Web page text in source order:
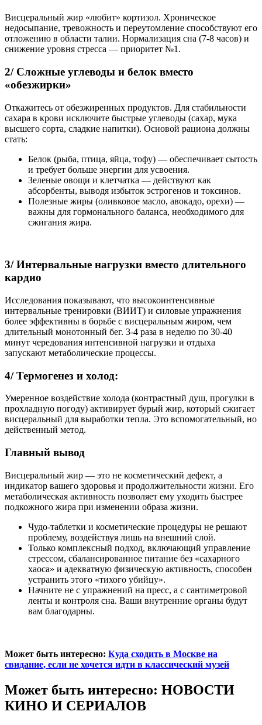
Висцеральный жир «любит» кортизол. Хроническое
недосыпание, тревожность и переутомление способствуют его
отложению в области талии. Нормализация сна (7-8 часов) и
снижение уровня стресса — приоритет №1.
2/ Сложные углеводы и белок вместо
«обезжирки»
Откажитесь от обезжиренных продуктов. Для стабильности
сахара в крови исключите быстрые углеводы (сахар, мука
высшего сорта, сладкие напитки). Основой рациона должны
стать:
Белок (рыба, птица, яйца, тофу) — обеспечивает сытость
и требует больше энергии для усвоения.
Зеленые овощи и клетчатка — действуют как
абсорбенты, выводя избыток эстрогенов и токсинов.
Полезные жиры (оливковое масло, авокадо, орехи) —
важны для гормонального баланса, необходимого для
сжигания жира.
3/ Интервальные нагрузки вместо длительного
кардио
Исследования показывают, что высокоинтенсивные
интервальные тренировки (ВИИТ) и силовые упражнения
более эффективны в борьбе с висцеральным жиром, чем
длительный монотонный бег. 3-4 раза в неделю по 30-40
минут чередования интенсивной нагрузки и отдыха
запускают метаболические процессы.
4/ Термогенез и холод:
Умеренное воздействие холода (контрастный душ, прогулки в
прохладную погоду) активирует бурый жир, который сжигает
висцеральный для выработки тепла. Это вспомогательный, но
действенный метод.
Главный вывод
Висцеральный жир — это не косметический дефект, а
индикатор вашего здоровья и продолжительности жизни. Его
метаболическая активность позволяет ему уходить быстрее
подкожного жира при изменении образа жизни.
Чудо-таблетки и косметические процедуры не решают
проблему, воздействуя лишь на внешний слой.
Только комплексный подход, включающий управление
стрессом, сбалансированное питание без «сахарного
хаоса» и адекватную физическую активность, способен
устранить этого «тихого убийцу».
Начните не с упражнений на пресс, а с сантиметровой
ленты и контроля сна. Ваши внутренние органы будут
вам благодарны.
Может быть интересно: Куда сходить в Москве на
свидание, если не хочется идти в классический музей
Может быть интересно: НОВОСТИ
КИНО И СЕРИАЛОВ